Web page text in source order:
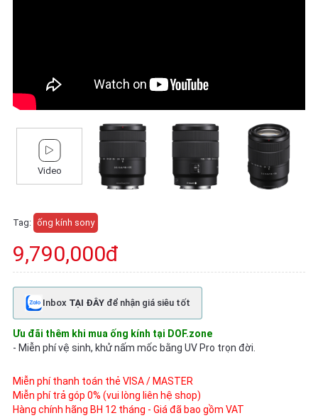
Video
Tag: ống kính sony
9,790,000đ
Inbox TẠI ĐÂY để nhận giá siêu tốt
Ưu đãi thêm khi mua ống kính tại DOF.zone
- Miễn phí vệ sinh, khử nấm mốc bằng UV Pro trọn đời.
Miễn phí thanh toán thẻ VISA / MASTER
Miễn phí trả góp 0% (vui lòng liên hệ shop)
Hàng chính hãng BH 12 tháng - Giá đã bao gồm VAT